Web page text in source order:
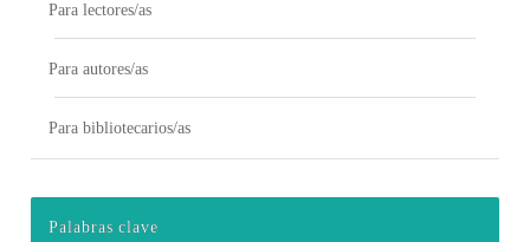
Para lectores/as
Para autores/as
Para bibliotecarios/as
Palabras clave